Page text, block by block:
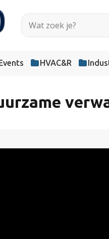
HVAC&R